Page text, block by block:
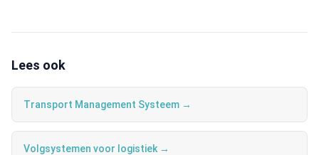
Lees ook
Transport Management Systeem →
Volgsystemen voor logistiek →